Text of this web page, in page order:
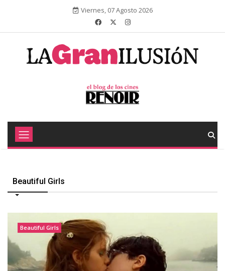
Viernes, 07 Agosto 2026
Beautiful Girls
Beautiful Girls